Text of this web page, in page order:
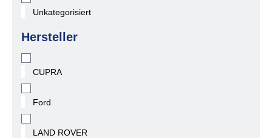
Unkategorisiert
Hersteller
CUPRA
Ford
LAND ROVER